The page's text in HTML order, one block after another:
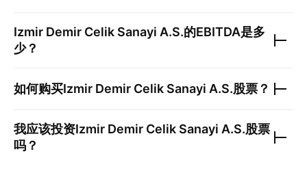
Izmir Demir Celik Sanayi A.S.的EBITDA是多
少？
如何购买Izmir Demir Celik Sanayi A.S.股票？
我应该投资Izmir Demir Celik Sanayi A.S.股票
吗？